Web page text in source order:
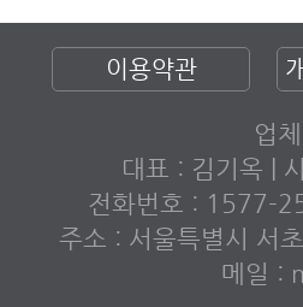
이용약관
업
대표 : 김기옥 |
전화번호 : 1577-
주소 : 서울특별시 서
메일 :